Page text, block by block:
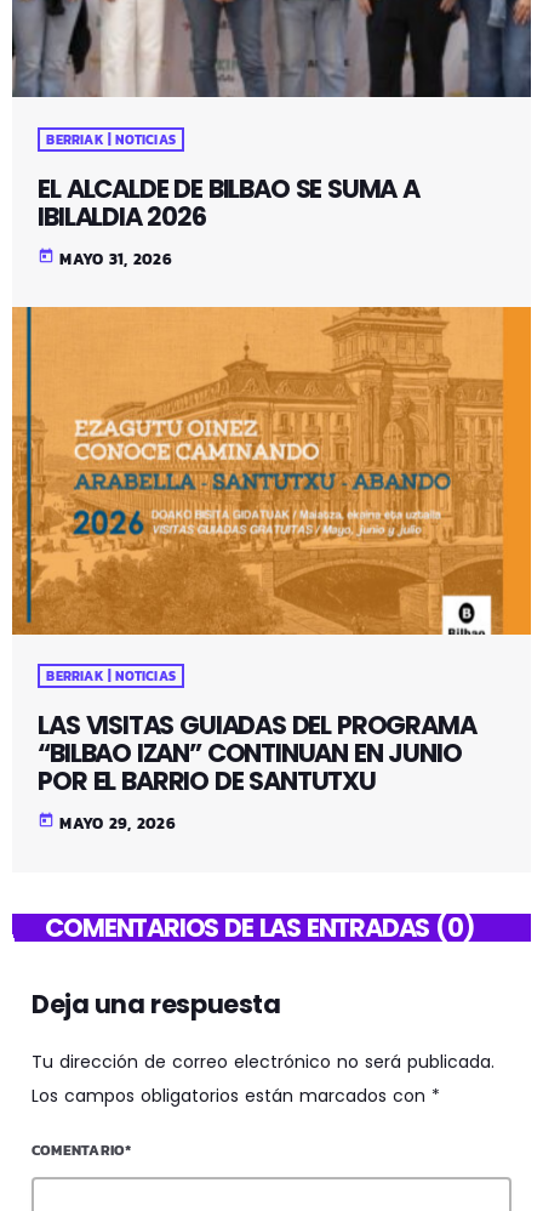
BERRIAK | NOTICIAS
EL ALCALDE DE BILBAO SE SUMA A
IBILALDIA 2026
today MAYO 31, 2026
BERRIAK | NOTICIAS
LAS VISITAS GUIADAS DEL PROGRAMA
“BILBAO IZAN” CONTINUAN EN JUNIO
POR EL BARRIO DE SANTUTXU
today MAYO 29, 2026
COMENTARIOS DE LAS ENTRADAS (0)
Deja una respuesta
Tu dirección de correo electrónico no será publicada.
Los campos obligatorios están marcados con *
COMENTARIO*